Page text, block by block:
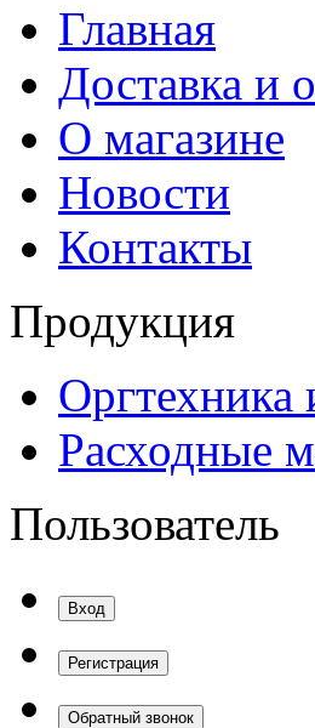
Главная
Доставка и
О магазине
Новости
Контакты
Продукция
Расходные
Пользователь
Вход
Регистрация
Обратный звонок